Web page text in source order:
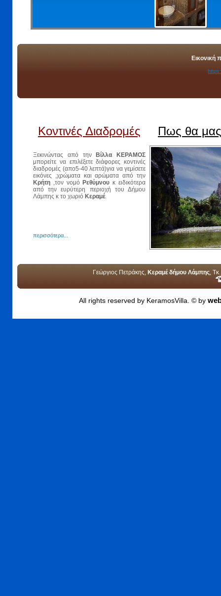
Εικονική
Κοντινές Διαδρομές Πως θα μας
Ξεκινώντας από την
Βίλλα ΚΕΡΑΜΟΣ
μπορείτε να επιλέξετε διάφορες κοντινές
διαδρομές (απο5-40 λεπτά)για να γεμίσετε
εικόνες ,χρώματα και αρώματα από την
Κρήτη ,τον νομό Ρεθύμνου κ ειδικότερα
από την ευρύτερη περιοχή του Δήμου
Λάμπης κ το χωριό Κεραμέ.
περισσότερα...
Γεώργιος Πετράκης, Κεραμέ δήμου Λάμπης,
All rights reserved by KeramosVilla. © by